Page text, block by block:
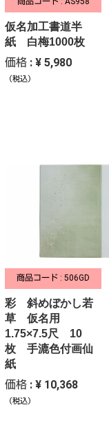
仮名加工書道半
紙 白梅1000枚
価格 : ¥ 5,980
（税込）
商品コード : 506GD
彩 斜めぼかし若
草 仮名用
1.75×7.5尺 10
枚 手漉色付画仙
紙
価格 : ¥ 10,368
（税込）